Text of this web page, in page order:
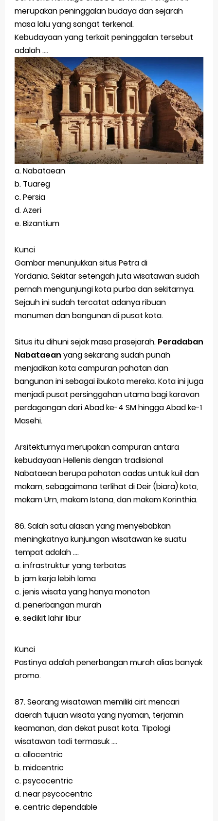
merupakan peninggalan budaya dan sejarah
masa lalu yang sangat terkenal.
Kebudayaanyang terkait peninggalan tersebut
adalah ....
a. Nabataean
b. Tuareg
c. Persia
d. Azeri
e. Bizantium
Kunci
Gambar menunjukkan situs Petra di
Yordania.Sekitar setengah juta wisatawan sudah
pernah mengunjungi kota purba dan sekitarnya.
Sejauh ini sudah tercatat adanya ribuan
monumen dan bangunan di pusat kota.
Situs itu dihuni sejak masa prasejarah. Peradaban
Nabataean yang sekarang sudah punah
menjadikan kota campuran pahatan dan
bangunan ini sebagai ibukota mereka. Kota ini juga
menjadi pusat persinggahan utama bagi karavan
perdagangan dari Abad ke-4 SM hingga Abad ke-1
Masehi.
Arsitekturnya merupakan campuran antara
kebudayaan Hellenis dengan tradisional
Nabataean berupa pahatan cadas untuk kuil dan
makam, sebagaimana terlihat di Deir (biara) kota,
makam Urn, makam Istana, dan makam Korinthia.
86. Salah satu alasan yang menyebabkan
meningkatnya kunjungan wisatawan ke suatu
tempat adalah ....
a. infrastruktur yang terbatas
b. jam kerja lebih lama
c. jenis wisata yang hanya monoton
d. penerbangan murah
e. sedikit lahir libur
Kunci
Pastinya adalah penerbangan murah alias banyak
promo.
87. Seorang wisatawan memiliki ciri: mencari
daerah tujuan wisata yang nyaman, terjamin
keamanan, dan dekat pusat kota. Tipologi
wisatawan tadi termasuk ....
a. allocentric
b. midcentric
c. psycocentric
d. near psycocentric
e. centric dependable